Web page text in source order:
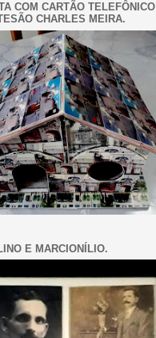
COM CARTÃO TELEFÔNICO
CHARLES MEIRA.
E MARCIONÍLIO.